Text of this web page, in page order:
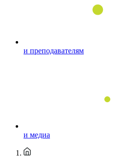
и преподавателям
и медиа